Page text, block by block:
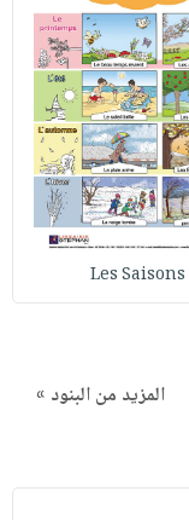
Les Saisons
المزيد من البنود »